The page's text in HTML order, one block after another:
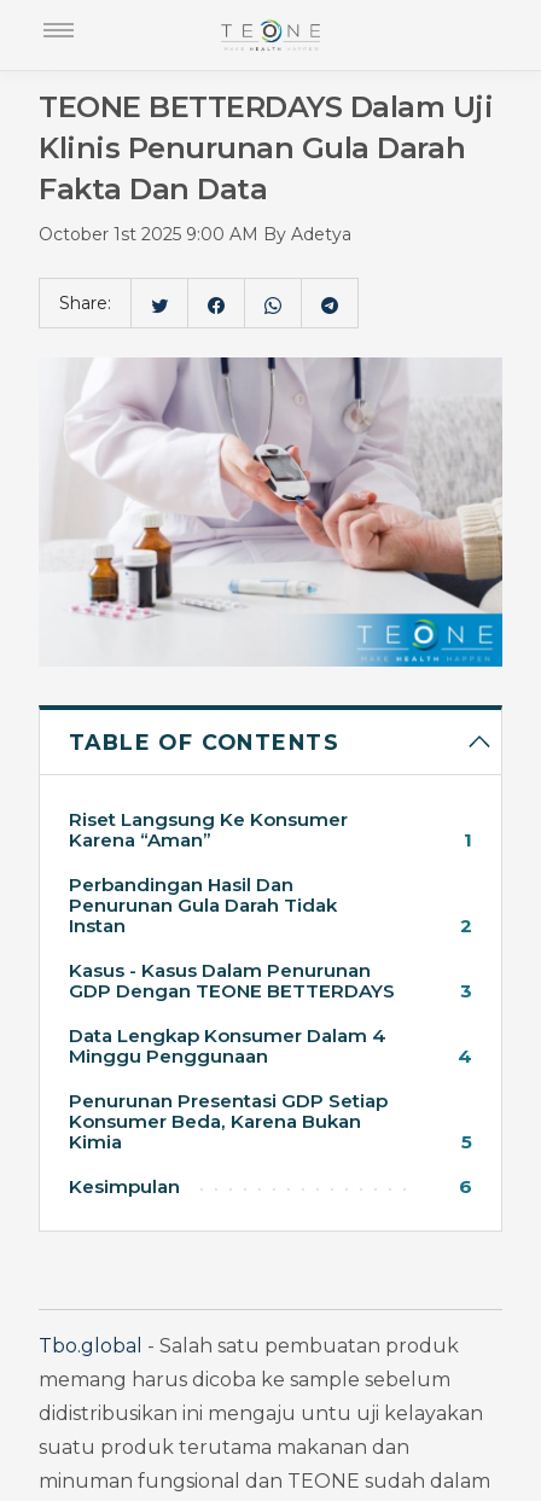
TEONE BETTERDAYS Dalam Uji
Klinis Penurunan Gula Darah
Fakta Dan Data
October 1st 2025 9:00 AM By Adetya
Share:
TABLE OF CONTENTS
Riset Langsung Ke Konsumer
Karena “Aman”
1
Perbandingan Hasil Dan
Penurunan Gula Darah Tidak
Instan
2
Kasus - Kasus Dalam Penurunan
GDP Dengan TEONE BETTERDAYS
3
Data Lengkap Konsumer Dalam 4
Minggu Penggunaan
4
Penurunan Presentasi GDP Setiap
Konsumer Beda, Karena Bukan
Kimia
5
Kesimpulan
6
Tbo.global - Salah satu pembuatan produk
memang harus dicoba ke sample sebelum
didistribusikan ini mengaju untu uji kelayakan
suatu produk terutama makanan dan
minuman fungsional dan TEONE sudah dalam